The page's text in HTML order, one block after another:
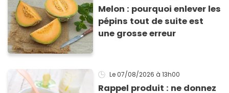
Melon : pourquoi enlever les
pépins tout de suite est
une grosse erreur
Le 07/08/2026 à 13h00
Rappel produit : ne donnez